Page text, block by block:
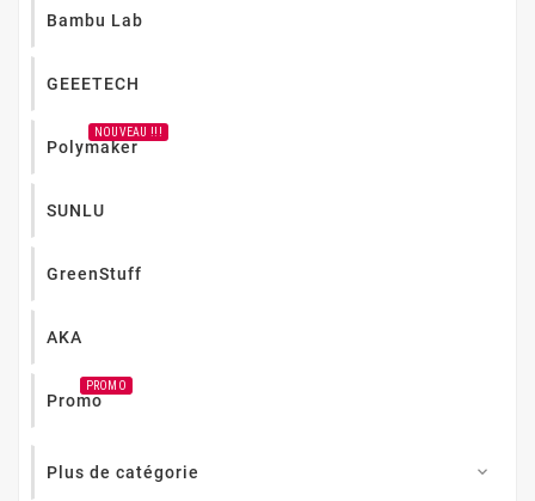
Bambu Lab
GEEETECH
Polymaker
NOUVEAU !!!
SUNLU
GreenStuff
AKA
Promo
PROMO
Plus de catégorie 